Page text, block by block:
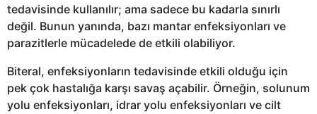
tedavisinde kullanılır; ama sadece bu kadarla sınırlı
değil. Bunun yanında, bazı mantar enfeksiyonları ve
parazitlerle mücadelede de etkili olabiliyor.
Biteral, enfeksiyonların tedavisinde etkili olduğu için
pek çok hastalığa karşı savaş açabilir. Örneğin, solunum
yolu enfeksiyonları, idrar yolu enfeksiyonları ve cilt